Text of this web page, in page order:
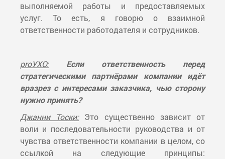
выполняемой работы и предоставляемых
услуг. То есть, я говорю о взаимной
ответственности работодателя и сотрудников.
proУХО:
Если ответственность перед
стратегическими партнёрами компании идёт
вразрез с интересами заказчика, чью сторону
нужно принять?
Джанни Тоски:Это существенно зависит от
воли и последовательности руководства и от
чувства ответственности компании в целом, со
ссылкой на следующие принципы: